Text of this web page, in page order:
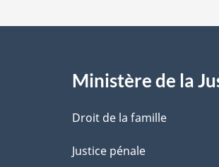
l
a
p
Ministère de la
Droit de la famille
Justice pénale